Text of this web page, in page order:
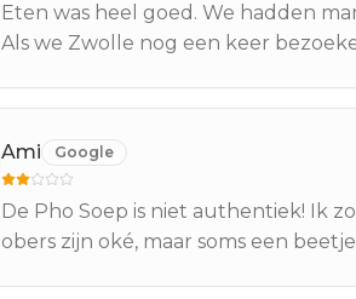
Eten was heel goed. We hadden
Als we Zwolle nog een keer
Ami Google
De Pho Soep is niet authentiek! Ik
obers zijn oké, maar soms een